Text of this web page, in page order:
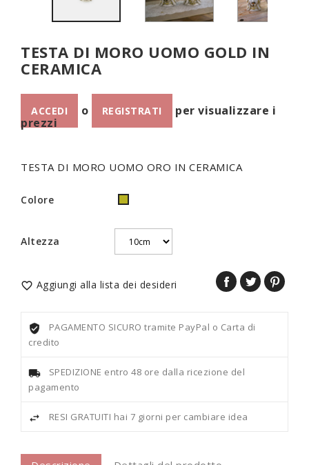
TESTA DI MORO UOMO GOLD IN
CERAMICA
ACCEDI o REGISTRATI
per visualizzare i
prezzi
TESTA DI MORO UOMO ORO IN CERAMICA
Colore ORO
Altezza
 Aggiungi alla lista dei desideri
PAGAMENTO SICURO tramite PayPal o Carta di
credito
SPEDIZIONE entro 48 ore dalla ricezione del
pagamento
RESI GRATUITI hai 7 giorni per cambiare idea